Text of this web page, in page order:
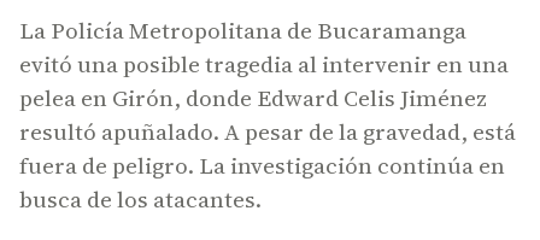
La Policía Metropolitana de Bucaramanga
evitó una posible tragedia al intervenir en una
pelea en Girón, donde Edward Celis Jiménez
resultó apuñalado. A pesar de la gravedad, está
fuera de peligro. La investigación continúa en
busca de los atacantes.